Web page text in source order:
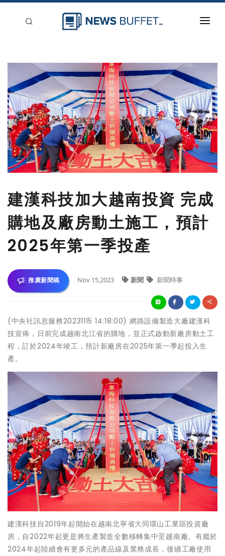
新聞稿分類
登入
刊登
建漢科技加大越南投資 完成
購地及廠房動土施工，預計
2025年第一季投產
推廣新聞稿 Nov 15,2023 新聞 新聞時事
(中央社訊息服務20231115 14:18:00) 網路設備製造大廠建漢科
技宣佈，日前完成越南北江省的購地，並正式啟動新廠房動土工
程，訂於2024年竣工，預計新廠房在2025年第一季起投入生
產。
建漢科技自2019年起開始在越南北寧省大同環山工業區投資廠
房，自2022年起更是將生產製造全數移轉集中至越南廠。有鑑於
2024年起陸續會有更多元的產品線及業務成長，後續工廠使用